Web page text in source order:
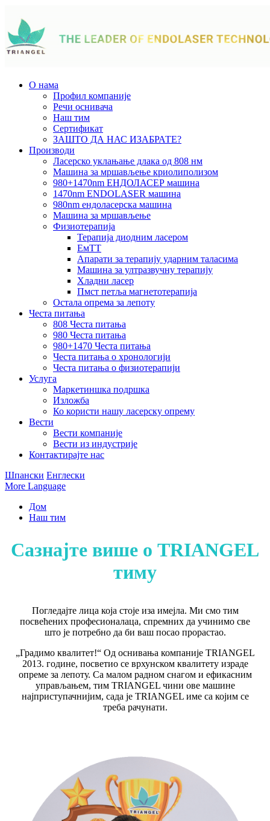
О нама
Профил компаније
Речи оснивача
Наш тим
Сертификат
ЗАШТО ДА НАС ИЗАБРАТЕ?
Производи
Ласерско уклањање длака од 808 нм
Машина за мршављење криолиполизом
980+1470nm ЕНДОЛАСЕР машина
1470nm ENDOLASER машина
980nm ендоласерска машина
Машина за мршављење
Физиотерапија
Терапија диодним ласером
ЕмТТ
Апарати за терапију ударним таласима
Машина за ултразвучну терапију
Хладни ласер
Пмст петља магнетотерапија
Остала опрема за лепоту
Честа питања
808 Честа питања
980 Честа питања
980+1470 Честа питања
Честа питања о хронологији
Честа питања о физиотерапији
Услуга
Маркетиншка подршка
Изложба
Ко користи нашу ласерску опрему
Вести
Вести компаније
Вести из индустрије
Контактирајте нас
Шпански Енглески
More Language
Дом
Наш тим
Сазнајте више о TRIANGEL
тиму
Погледајте лица која стоје иза имејла. Ми смо тим
посвећених професионалаца, спремних да учинимо све
што је потребно да би ваш посао прорастао.
„Градимо квалитет!“ Од оснивања компаније TRIANGEL
2013. године, посветио се врхунском квалитету израде
опреме за лепоту. Са малом радном снагом и ефикасним
управљањем, тим TRIANGEL чини ове машине
најприступачнијим, сада је TRIANGEL име са којим се
треба рачунати.